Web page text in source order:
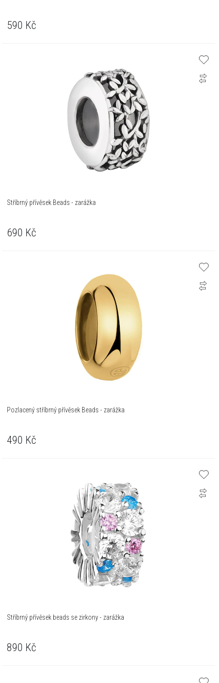
590 Kč
Stříbrný přívěsek Beads - zarážka
690 Kč
Pozlacený stříbrný přívěsek Beads - zarážka
490 Kč
Stříbrný přívěsek beads se zirkony - zarážka
890 Kč